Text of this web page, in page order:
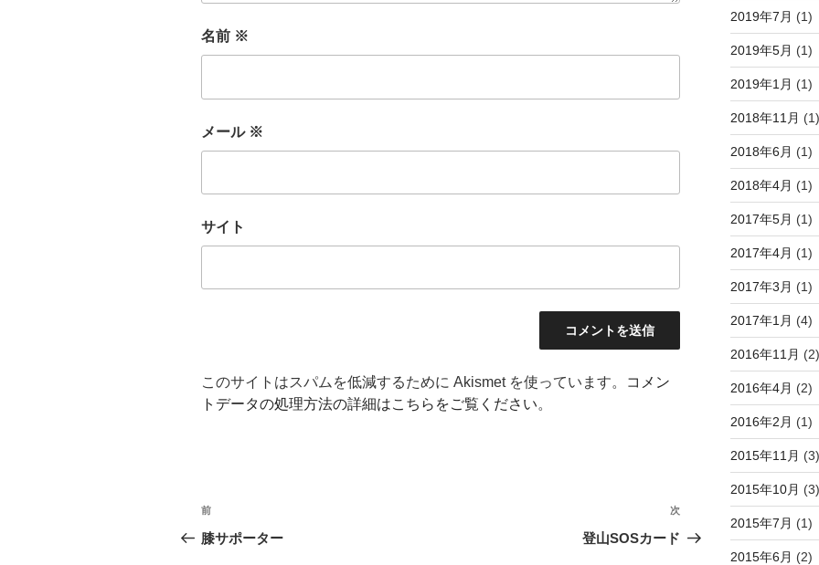
名前 ※
メール ※
サイト
このサイトはスパムを低減するために Akismet を使っています。
コメン
トデータの処理方法の詳細はこちらをご覧ください。
投
稿
前
の
前
膝サポーター
次
の
次
登山SOSカード
2019年7月 (1)
2019年5月 (1)
2019年1月 (1)
2018年11月 (1)
2018年6月 (1)
2018年4月 (1)
2017年5月 (1)
2017年4月 (1)
2017年3月 (1)
2017年1月 (4)
2016年11月 (2)
2016年4月 (2)
2016年2月 (1)
2015年11月 (3)
2015年10月 (3)
2015年7月 (1)
2015年6月 (2)